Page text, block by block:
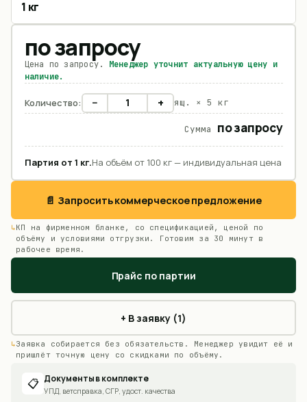
1 кг
по запросу
Цена по запросу. Менеджер уточнит актуальную цену и
наличие.
Количество: − + ящ. × 5 кг
Сумма по запросу
Партия от 1 кг.На объём от 100 кг — индивидуальная цена
📄 Запросить коммерческое предложение
КП на фирменном бланке, со спецификацией, ценой по
объёму и условиями отгрузки. Готовим за 30 минут в
рабочее время.
Прайс по партии
+ В заявку (1)
Заявка собирается без обязательств. Менеджер увидит её и
пришлёт точную цену со скидками по объёму.
📋 Документы в комплекте
УПД, ветсправка, СГР, удост. качества